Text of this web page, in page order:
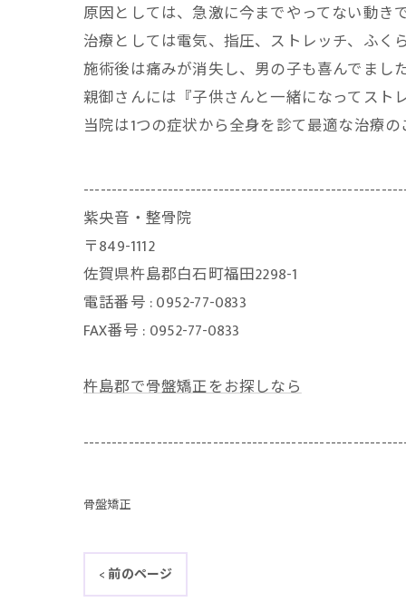
原因としては、急激に今までやってない動
治療としては電気、指圧、ストレッチ、ふ
施術後は痛みが消失し、男の子も喜んでまし
親御さんには『子供さんと一緒になってス
当院は1つの症状から全身を診て最適な治療
紫央音・整骨院
〒849-1112
佐賀県杵島郡白石町福田2298-1
電話番号 : 0952-77-0833
FAX番号 : 0952-77-0833
杵島郡で骨盤矯正をお探しなら
骨盤矯正
< 前のページ